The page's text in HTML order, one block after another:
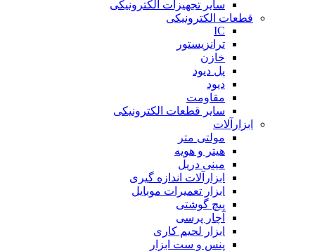
سایر تجهیزات الکترونیکی
قطعات الکترونیکی
IC
ترانزیستور
خازن
پل دیود
دیود
مقاومت
سایر قطعات الکترونیکی
ابزارآلات
مولتی متر
هیتر و هویه
مینی دریل
ابزارآلات اندازه گیری
ابزار تعمیرات موبایل
پیچ گوشتی
آچار پرسی
ابزار لحیم کاری
پنس و ست ابزار